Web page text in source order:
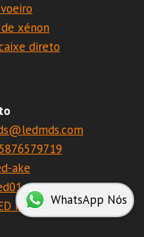
xénon
direto
ake
FACTORYWhatsApp Nós